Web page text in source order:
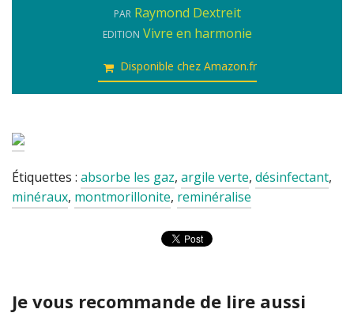
PARRaymond Dextreit
EDITION Vivre en harmonie
Disponible chez Amazon.fr
Étiquettes : absorbe les gaz, argile verte, désinfectant,
minéraux, montmorillonite, reminéralise
Je vous recommande de lire aussi